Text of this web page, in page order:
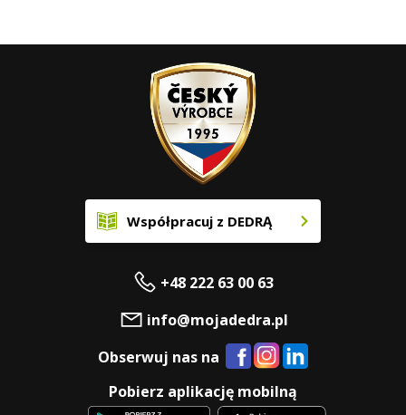
Współpracuj z DEDRĄ
+48 222 63 00 63
info@mojadedra.pl
Obserwuj nas na
Pobierz aplikację mobilną